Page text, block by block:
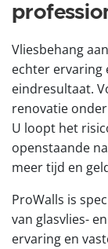
Vliesbehang
echter ervaring
eindresultaat.
renovatie
U loopt het
openstaande
meer tijd en
ProWalls is
van glasvlies-
ervaring en